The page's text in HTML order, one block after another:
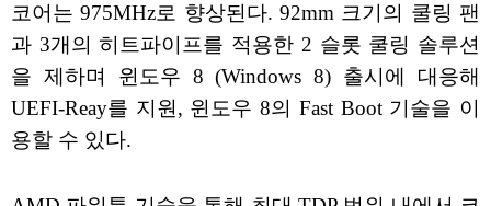
코어는 975MHz로 향상된다. 92mm 크기의 쿨링 팬
과 3개의 히트파이프를 적용한 2 슬롯 쿨링 솔루션
을 제하며 윈도우 8 (Windows 8) 출시에 대응해
UEFI-Reay를 지원, 윈도우 8의 Fast Boot 기술을 이
용할 수 있다.